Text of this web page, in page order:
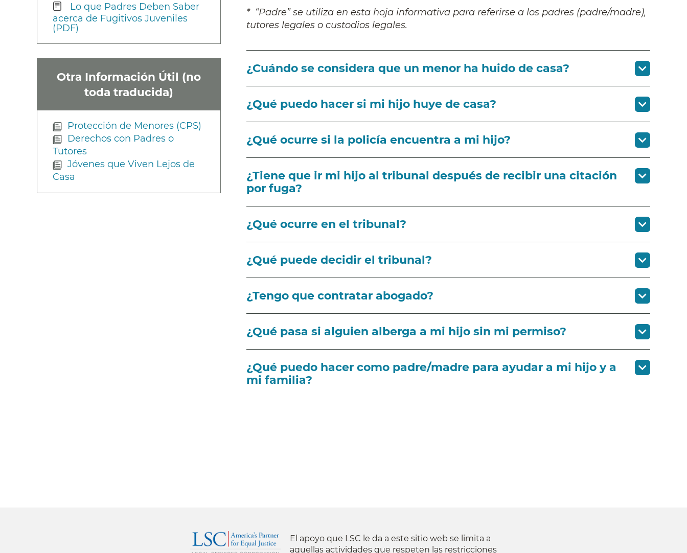
Lo que Padres Deben Saber
acerca de Fugitivos Juveniles
(PDF)
Otra Información Útil (no
toda traducida)
Protección de Menores (CPS)
Derechos con Padres o
Tutores
Jóvenes que Viven Lejos de
Casa
* “Padre” se utiliza en esta hoja informativa para referirse a los padres (padre/madre),
tutores legales o custodios legales.
¿Cuándo se considera que un menor ha huido de casa?
¿Qué puedo hacer si mi hijo huye de casa?
¿Qué ocurre si la policía encuentra a mi hijo?
¿Tiene que ir mi hijo al tribunal después de recibir una citación
por fuga?
¿Qué ocurre en el tribunal?
¿Qué puede decidir el tribunal?
¿Tengo que contratar abogado?
¿Qué pasa si alguien alberga a mi hijo sin mi permiso?
¿Qué puedo hacer como padre/madre para ayudar a mi hijo y a
mi familia?
El apoyo que LSC le da a este sitio web se limita a
aquellas actividades que respeten las restricciones